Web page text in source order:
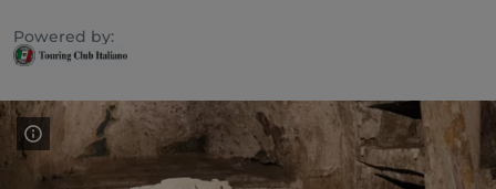
Powered by: